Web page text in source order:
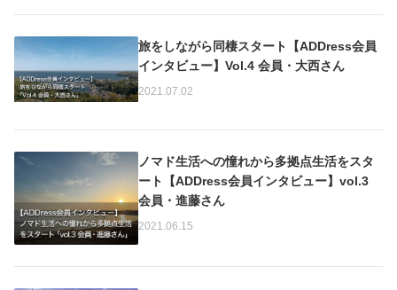
旅をしながら同棲スタート【ADDress会員
インタビュー】Vol.4 会員・大西さん
2021.07.02
ノマド生活への憧れから多拠点生活をスタ
ート【ADDress会員インタビュー】vol.3
会員・進藤さん
2021.06.15